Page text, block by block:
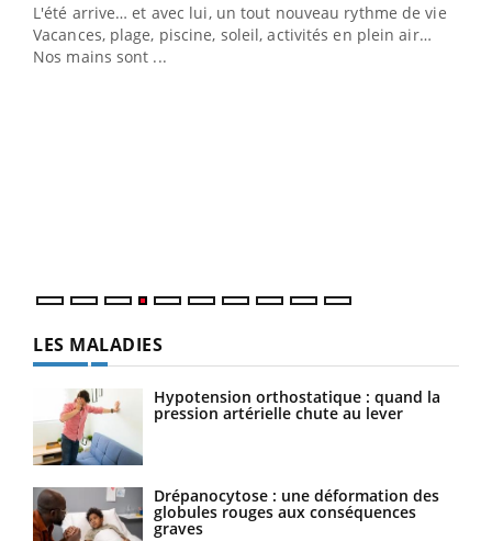
L'été arrive… et avec lui, un tout nouveau rythme de vie !
Vacances, plage, piscine, soleil, activités en plein air…
Nos mains sont ...
LES MALADIES
Hypotension orthostatique : quand la
pression artérielle chute au lever
Drépanocytose : une déformation des
globules rouges aux conséquences
graves